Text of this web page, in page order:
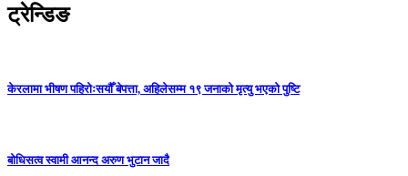
ट्रेन्डिङ
केरलामा भीषण पहिरोःसयौँ बेपत्ता, अहिलेसम्म १९ जनाको मृत्यु भएको पुष्टि
बोधिसत्व स्वामी आनन्द अरुण भुटान जादै